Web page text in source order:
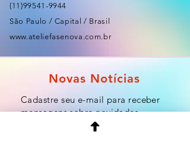
(11)99541-9944
São Paulo / Capital / Brasil
www.ateliefasenova.com.br
Novas Notícias
Cadastre seu e-mail para receber
mensagens sobre novidades.